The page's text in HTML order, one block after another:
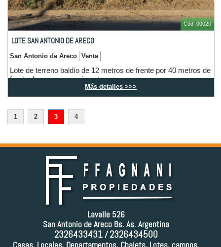
Cód: 00020
LOTE SAN ANTONIO DE ARECO
San Antonio de Areco Venta
Lote de terreno baldío de 12 metros de frente por 40 metros de
fondo. Acceso por pavimento.
Más detalles >>>
1 2 3 4
Lavalle 526
San Antonio de Areco Bs. As. Argentina
2326433431/2326434500